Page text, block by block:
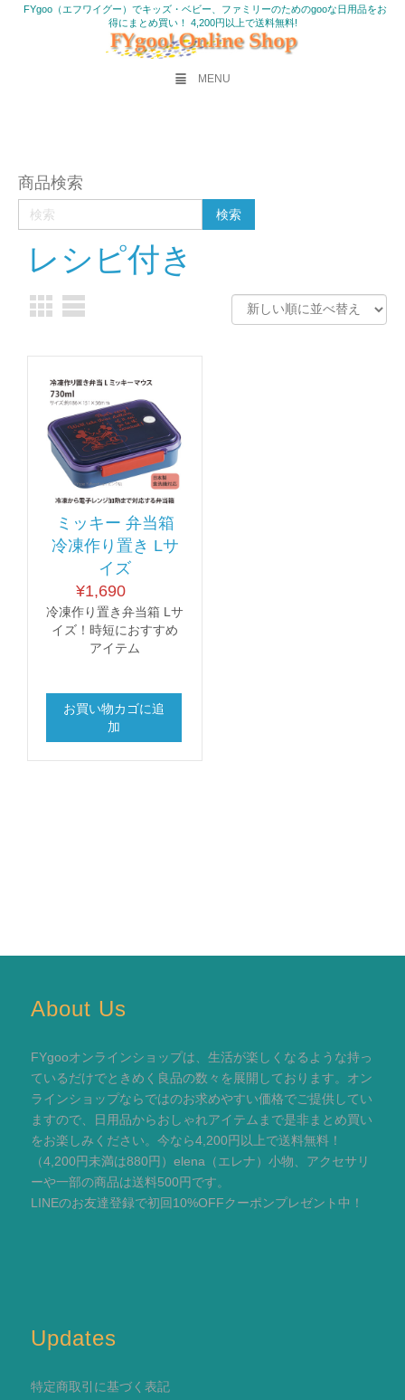
FYgoo（エフワイグー）でキッズ・ベビー、ファミリーのためのgooな日用品をお
得にまとめ買い！ 4,200円以上で送料無料!
MENU
商品検索
レシピ付き
ミッキー 弁当箱
冷凍作り置き Lサ
イズ
¥1,690
冷凍作り置き弁当箱 Lサ
イズ！時短におすすめ
アイテム
お買い物カゴに追
加
About Us
FYgooオンラインショップは、生活が楽しくなるような持っ
ているだけでときめく良品の数々を展開しております。オン
ラインショップならではのお求めやすい価格でご提供してい
ますので、日用品からおしゃれアイテムまで是非まとめ買い
をお楽しみください。今なら4,200円以上で送料無料！
（4,200円未満は880円）elena（エレナ）小物、アクセサリ
ーや一部の商品は送料500円です。
LINEのお友達登録で初回10%OFFクーポンプレゼント中！
Updates
特定商取引に基づく表記